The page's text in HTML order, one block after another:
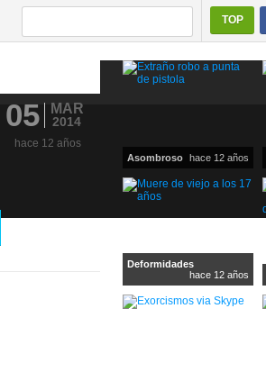
TOP
05 MAR
2014
hace 12 años
Asombroso hace 12 años
Deformidades
hace 12 años